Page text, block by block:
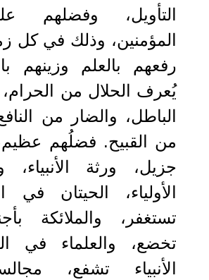
التأويل، وفضلهم
المؤمنين، وذلك في كل
رفعهم بالعلم وزينهم
يُعرف الحلال من
الباطل، والضار من
من القبيح. فضلُهم
جزيل، ورثة
الأولياء، الحيتان في
تستغفر، والملائكة
تخضع، والعلماء في
الأنبياء تشفع،